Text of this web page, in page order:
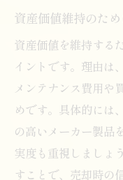
資産価値維持のた
資産価値を維持する
イントです。理由は
メンテナンス費用や
めです。具体的には
の高いメーカー製品
実度も重視しましょ
すことで、売却時の